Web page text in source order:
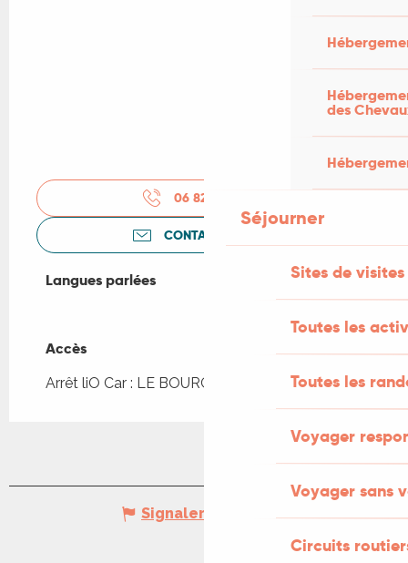
des
Séjourner
Sites de visites
Toutes les
Toutes les
Voyager
Voyager sans
Circuits
06 82 15 40
CONTACTEZ-NOUS
Langues parlées
Langues parlées
Accès
Accès
Arrêt liO Car : LE BOURG - Bourg à 79m
Signaler une erreur